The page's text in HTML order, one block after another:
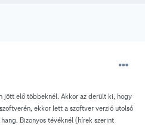
jött elő többeknél. Akkor az derült ki, hogy
ekkor lett a szoftver verzió utolsó
Bizonyos tévéknél (hírek szerint